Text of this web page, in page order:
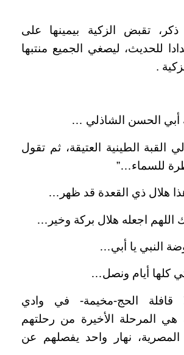
تقبض الزكية بيمينها على
للحديث، ليصغي الجميع منتبها
.
الحسن الشاذلي …
القبة الطينية العتيقة، ثم تقول
للسماء…”
هلال ذي القعدة قد ظهر…
اللهم اجعله هلال بركة وخير…
النبي يا أبي…
كلها أيام ونصل…
قافلة الحج-مخيمة- في وادي
هي المرحلة الأخيرة من رحلتهم
نهار واحد يفصلهم عن